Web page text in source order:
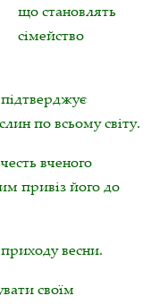
що становлять
сімейство
по всьому світу.
вченого
привіз його до
весни.
своїм